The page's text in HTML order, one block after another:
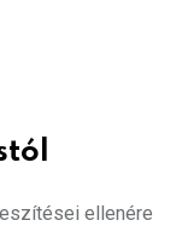
ellenére